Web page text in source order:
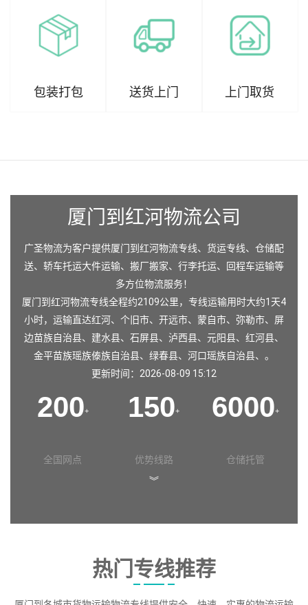
包装打包 送货上门 上门取货
厦门到红河物流公司
广圣物流为客户提供厦门到红河物流专线、货运专线、仓储配
送、轿车托运大件运输、搬厂搬家、行李托运、回程车运输等
多方位物流服务！
厦门到红河物流专线全程约2109公里，专线运输用时大约1天4
小时，运输直达红河、 个旧市、 开远市、 蒙自市、 弥勒市、 屏
边苗族自治县、 建水县、 石屏县、 泸西县、 元阳县、 红河县、
金平苗族瑶族傣族自治县、 绿春县、 河口瑶族自治县、。
更新时间：2026-08-09 15:12
200+
全国网点
150+
优势线路
6000+
仓储托管
︾
热门专线推荐